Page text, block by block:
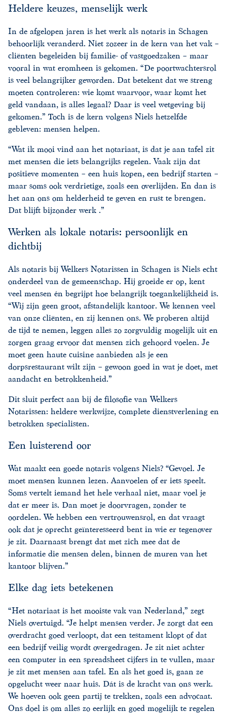
Heldere keuzes, menselijk werk
In de afgelopen jaren is het werk als notaris in Schagen
behoorlijk veranderd. Niet zozeer in de kern van het vak –
cliënten begeleiden bij familie- of vastgoedzaken – maar
vooral in wat eromheen is gekomen. “De poortwachtersrol
is veel belangrijker geworden. Dat betekent dat we streng
moeten controleren: wie komt waarvoor, waar komt het
geld vandaan, is alles legaal? Daar is veel wetgeving bij
gekomen.” Toch is de kern volgens Niels hetzelfde
gebleven: mensen helpen.
“Wat ik mooi vind aan het notariaat, is dat je aan tafel zit
met mensen die iets belangrijks regelen. Vaak zijn dat
positieve momenten – een huis kopen, een bedrijf starten –
maar soms ook verdrietige, zoals een overlijden. En dan is
het aan ons om helderheid te geven en rust te brengen.
Dat blijft bijzonder werk .”
Werken als lokale notaris: persoonlijk en
dichtbij
Als notaris bij Welkers Notarissen in Schagen is Niels echt
onderdeel van de gemeenschap. Hij groeide er op, kent
veel mensen én begrijpt hoe belangrijk toegankelijkheid is.
“Wij zijn geen groot, afstandelijk kantoor. We kennen veel
van onze cliënten, en zij kennen ons. We proberen altijd
de tijd te nemen, leggen alles zo zorgvuldig mogelijk uit en
zorgen graag ervoor dat mensen zich gehoord voelen. Je
moet geen haute cuisine aanbieden als je een
dorpsrestaurant wilt zijn – gewoon goed in wat je doet, met
aandacht en betrokkenheid.”
Dit sluit perfect aan bij de filosofie van Welkers
Notarissen: heldere werkwijze, complete dienstverlening en
betrokken specialisten.
Een luisterend oor
Wat maakt een goede notaris volgens Niels? “Gevoel. Je
moet mensen kunnen lezen. Aanvoelen of er iets speelt.
Soms vertelt iemand het hele verhaal niet, maar voel je
dat er meer is. Dan moet je doorvragen, zonder te
oordelen. We hebben een vertrouwensrol, en dat vraagt
ook dat je oprecht geïnteresseerd bent in wie er tegenover
je zit. Daarnaast brengt dat met zich mee dat de
informatie die mensen delen, binnen de muren van het
kantoor blijven.”
Elke dag iets betekenen
“Het notariaat is het mooiste vak van Nederland,” zegt
Niels overtuigd. “Je helpt mensen verder. Je zorgt dat een
overdracht goed verloopt, dat een testament klopt of dat
een bedrijf veilig wordt overgedragen. Je zit niet achter
een computer in een spreadsheet cijfers in te vullen, maar
je zit met mensen aan tafel. En als het goed is, gaan ze
opgelucht weer naar huis. Dát is de kracht van ons werk.
We hoeven ook geen partij te trekken, zoals een advocaat.
Ons doel is om alles zo eerlijk en goed mogelijk te regelen